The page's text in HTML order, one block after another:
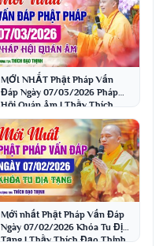
MỚI NHẤT Phật Pháp Vấn
Đáp Ngày 07/03/2026 Pháp
Hội Quán Âm | Thầy Thích
Đạo Thịnh
Mới nhất Phật Pháp Vấn Đáp
Ngày 07/02/2026 Khóa Tu Địa
Tạng | Thầy Thích Đạo Thịnh